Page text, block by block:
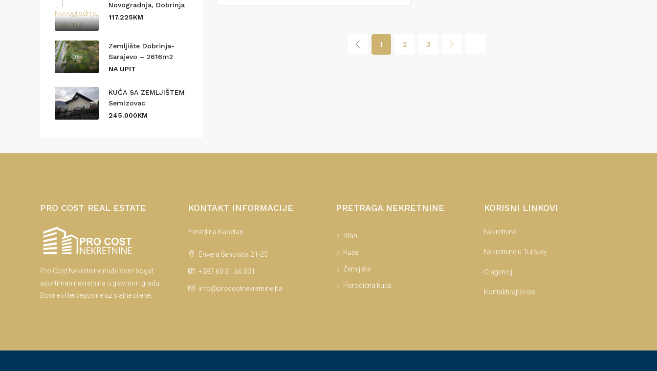
1 2 3
Novogradnja, Dobrinja
117.225KM
Zemljište Dobrinja-
Sarajevo – 2616m2
NA UPIT
KUĆA SA ZEMLJIŠTEM
Semizovac
245.000KM
PRO COST REAL ESTATE
Pro Cost Nekretnine nude Vam bogat
asortiman nekretnina u glavnom gradu
Bosne i Hercegovine uz sjajne cijene.
KONTAKT INFORMACIJE
Elmedina Kapetan
Envera Šehovića 21-23
+387 60 31 66 031
info@procostnekretnine.ba
PRETRAGA NEKRETNINE
Stan
Kuće
Zemljište
Porodična kuća
KORISNI LINKOVI
Nekretnine
Nekretnine u Turskoj
O agenciji
Kontaktirajte nas